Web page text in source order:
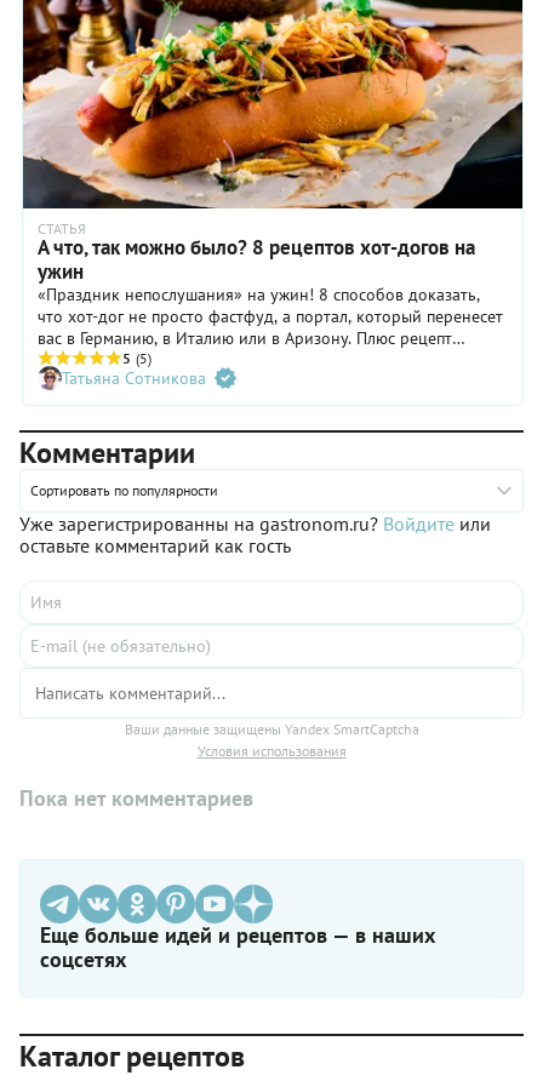
СТАТЬЯ
А что, так можно было? 8 рецептов хот-догов на
ужин
«Праздник непослушания» на ужин! 8 способов доказать,
что хот-дог не просто фастфуд, а портал, который перенесет
вас в Германию, в Италию или в Аризону. Плюс рецепт
домашнего кетчупа и несколько интересных фактов,
которыми можно блеснуть за столом.
5 (5)
Татьяна Сотникова
Комментарии
Сортировать по популярности
Уже зарегистрированны на gastronom.ru? Войдите или
оставьте комментарий как гость
Ваши данные защищены Yandex SmartCaptcha
Условия использования
Пока нет комментариев
Еще больше идей и рецептов — в наших
соцсетях
Каталог рецептов